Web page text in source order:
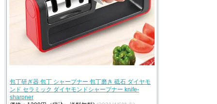
包丁研ぎ器 包丁 シャープナー 包丁磨き 砥石 ダイヤモ
ンド セラミック ダイヤモンドシャープナー knife-
sharpner